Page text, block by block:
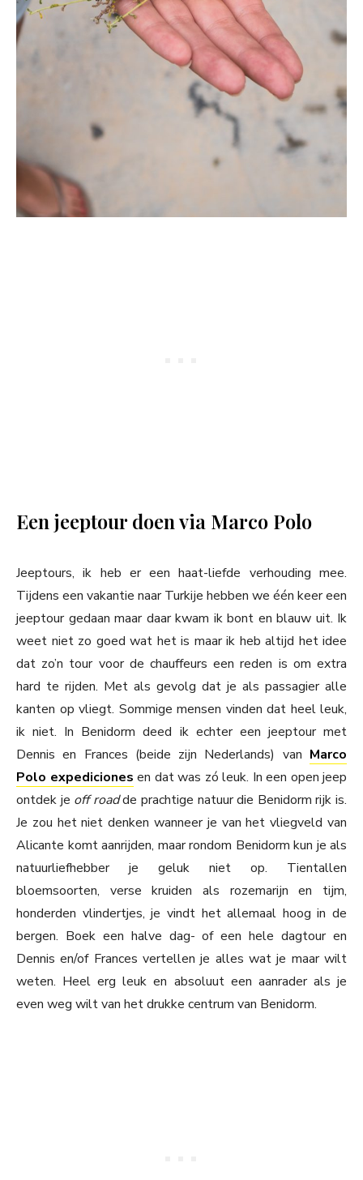
Een jeeptour doen via Marco Polo
Jeeptours, ik heb er een haat-liefde verhouding mee.
Tijdens een vakantie naar Turkije hebben we één keer een
jeeptour gedaan maar daar kwam ik bont en blauw uit. Ik
weet niet zo goed wat het is maar ik heb altijd het idee
dat zo’n tour voor de chauffeurs een reden is om extra
hard te rijden. Met als gevolg dat je als passagier alle
kanten op vliegt. Sommige mensen vinden dat heel leuk,
ik niet. In Benidorm deed ik echter een jeeptour met
Dennis en Frances (beide zijn Nederlands) van Marco
Polo expediciones en dat was zó leuk. In een open jeep
ontdek je off roadde prachtige natuur die Benidorm rijk is.
Je zou het niet denken wanneer je van het vliegveld van
Alicante komt aanrijden, maar rondom Benidorm kun je als
natuurliefhebber je geluk niet op. Tientallen
bloemsoorten, verse kruiden als rozemarijn en tijm,
honderden vlindertjes, je vindt het allemaal hoog in de
bergen. Boek een halve dag- of een hele dagtour en
Dennis en/of Frances vertellen je alles wat je maar wilt
weten. Heel erg leuk en absoluut een aanrader als je
even weg wilt van het drukke centrum van Benidorm.